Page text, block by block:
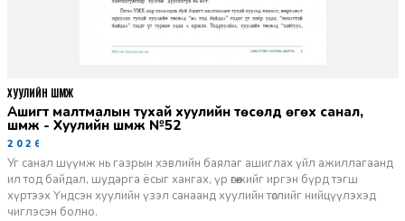
Ашигт малтмалын тухай хуулийн төсөлд өгөх санал,
шүүмж - Хуулийн шүүмж №52
2026-06-29
Уг санал шүүмж нь газрын хэвлийн баялаг ашиглах үйл ажиллагаанд
ил тод байдал, шударга ёсыг хангах, үр өгөөжийг иргэн бүрд тэгш
хүртээх Үндсэн хуулийн үзэл санаанд хуулийн төслийг нийцүүлэхэд
чиглэсэн болно.
ХУУЛИЙН ШҮҮМЖ